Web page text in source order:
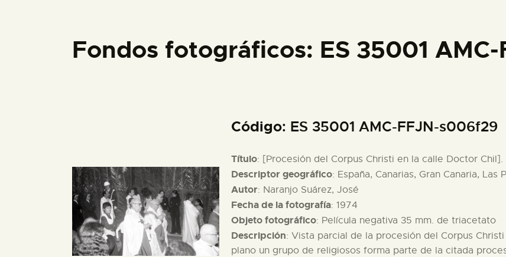
Fondos fotográficos: ES 35001
Código: ES 35001 AMC-FFJN-s006f29
Título: [Procesión del Corpus Christi en la calle Doctor Chil].
Descriptor geográfico: España, Canarias, Gran Canaria, Las
Autor: Naranjo Suárez, José
Fecha de la fotografía: 1974
Objeto fotográfico: Película negativa 35 mm. de triacetato
Descripción: Vista parcial de la procesión del Corpus
plano un grupo de religiosos forma parte de la citada